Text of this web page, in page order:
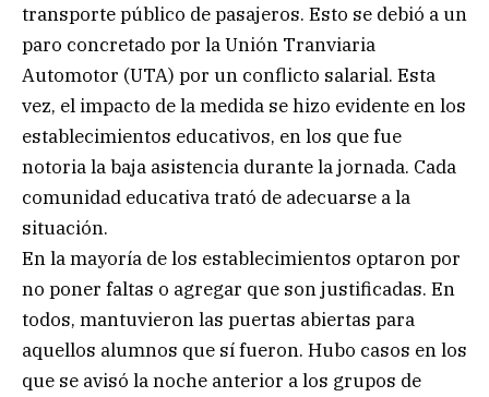
transporte público de pasajeros. Esto se debió a un
paro concretado por la Unión Tranviaria
Automotor (UTA) por un conflicto salarial. Esta
vez, el impacto de la medida se hizo evidente en los
establecimientos educativos, en los que fue
notoria la baja asistencia durante la jornada. Cada
comunidad educativa trató de adecuarse a la
situación.
En la mayoría de los establecimientos optaron por
no poner faltas o agregar que son justificadas. En
todos, mantuvieron las puertas abiertas para
aquellos alumnos que sí fueron. Hubo casos en los
que se avisó la noche anterior a los grupos de